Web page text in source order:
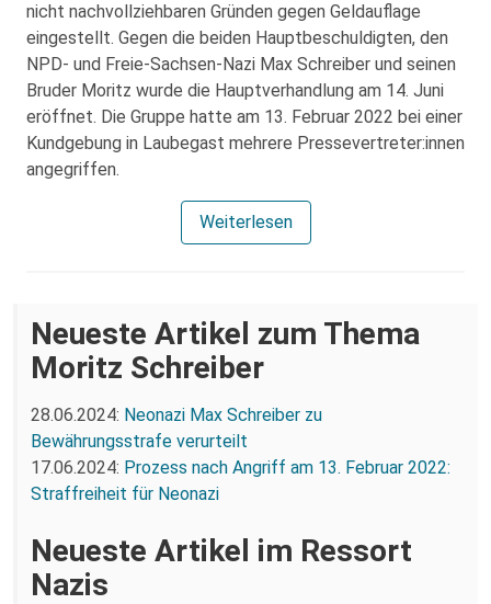
nicht nachvollziehbaren Gründen gegen Geldauflage
eingestellt. Gegen die beiden Hauptbeschuldigten, den
NPD- und Freie-Sachsen-Nazi Max Schreiber und seinen
Bruder Moritz wurde die Hauptverhandlung am 14. Juni
eröffnet. Die Gruppe hatte am 13. Februar 2022 bei einer
Kundgebung in Laubegast mehrere Pressevertreter:innen
angegriffen.
Weiterlesen
Neueste Artikel zum Thema
Moritz Schreiber
28.06.2024: Neonazi Max Schreiber zu
Bewährungsstrafe verurteilt
17.06.2024: Prozess nach Angriff am 13. Februar 2022:
Straffreiheit für Neonazi
Neueste Artikel im Ressort
Nazis